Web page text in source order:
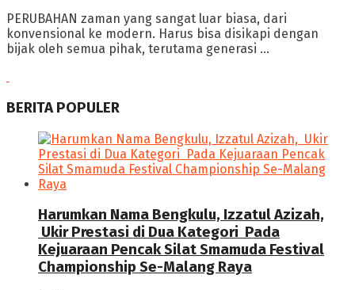
PERUBAHAN zaman yang sangat luar biasa, dari
konvensional ke modern. Harus bisa disikapi dengan
bijak oleh semua pihak, terutama generasi ...
BERITA POPULER
Harumkan Nama Bengkulu, Izzatul Azizah,
Ukir Prestasi di Dua Kategori Pada
Kejuaraan Pencak Silat Smamuda Festival
Championship Se-Malang Raya